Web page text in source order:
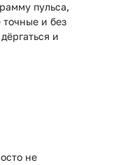
пульса,
и без
и
не